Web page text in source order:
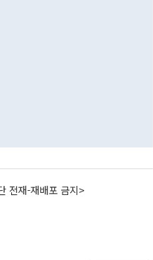
전재-재배포 금지>